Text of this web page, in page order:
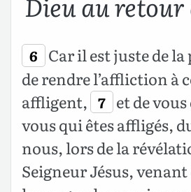
6 Car il est juste de
de rendre l’affliction à
affligent, 7 et de
vous qui êtes affligés,
nous, lors de la
Seigneur Jésus,